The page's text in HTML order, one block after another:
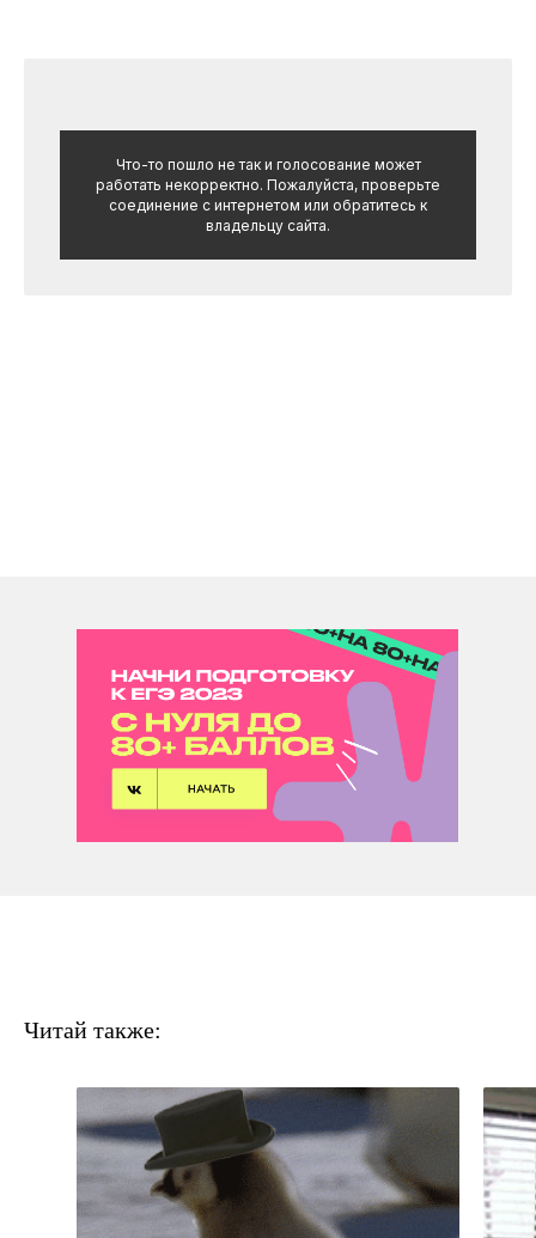
Что-то пошло не так и голосование может
работать некорректно. Пожалуйста, проверьте
соединение с интернетом или обратитесь к
владельцу сайта.
Читай также: